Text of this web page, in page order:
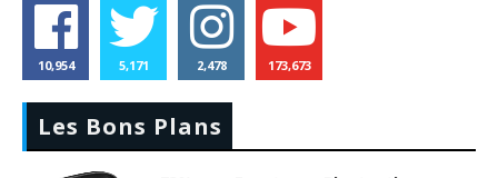
10,954 5,171 2,478 173,673
Les Bons Plans